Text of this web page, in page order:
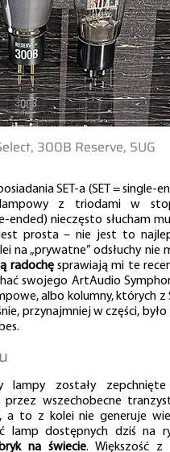
300B Reserve, 5UG
SET-a (SET = single-
z triodami w
ended) nieczęsto słucham
prosta – nie jest to
na „prywatne” odsłuchy nie
radochęsprawiają mi te
swojego ArtAudio
albo kolumny, których z
przynajmniej w części,
lampy zostały
wszechobecne
a to z kolei nie generuje
lamp dostępnych dziś na
na świecie. Większość z